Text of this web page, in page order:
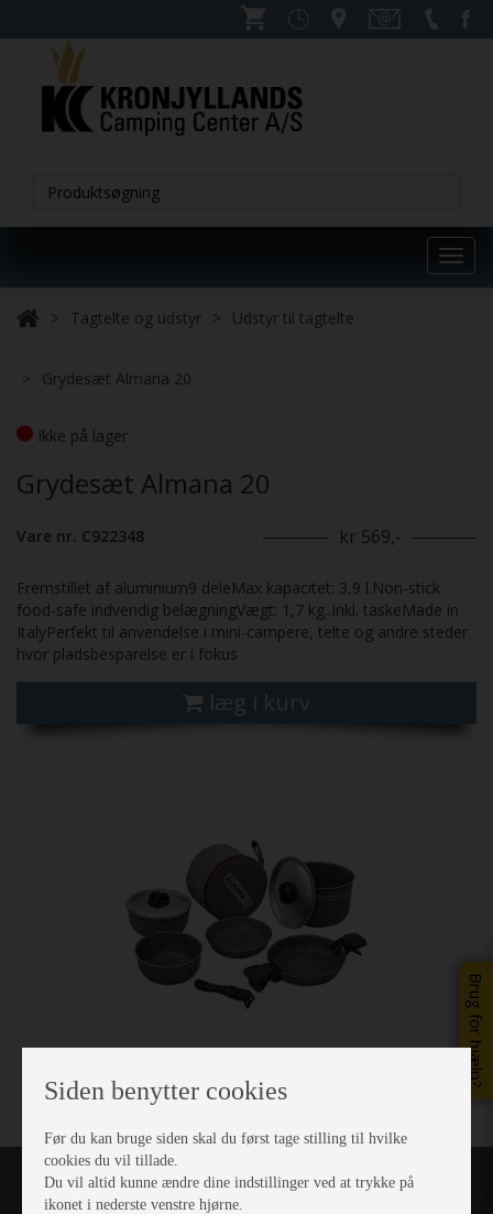
Brug for hjælp?
Tagtelte og udstyr Udstyr til tagtelte
Grydesæt Almana 20
Ikke på lager
Grydesæt Almana 20
Vare nr. C922348 kr 569,-
Fremstillet af aluminium9 deleMax kapacitet: 3,9 l.Non-stick
food-safe indvendig belægningVægt: 1,7 kg..Inkl. taskeMade in
ItalyPerfekt til anvendelse i mini-campere, telte og andre steder
hvor pladsbesparelse er i fokus
læg i kurv
Siden benytter cookies
Før du kan bruge siden skal du først tage stilling til hvilke
cookies du vil tillade.
Du vil altid kunne ændre dine indstillinger ved at trykke på
ikonet i nederste venstre hjørne.